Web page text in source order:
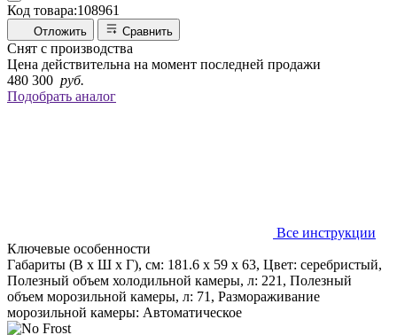
Код товара:108961
Отложить Сравнить
Снят с производства
Цена действительна на момент последней продажи
480 300 руб.
Подобрать аналог
Все инструкции
Ключевые особенности
Габариты (В х Ш х Г), см: 181.6 х 59 х 63, Цвет: серебристый,
Полезный объем холодильной камеры, л: 221, Полезный
объем морозильной камеры, л: 71, Размораживание
морозильной камеры: Автоматическое